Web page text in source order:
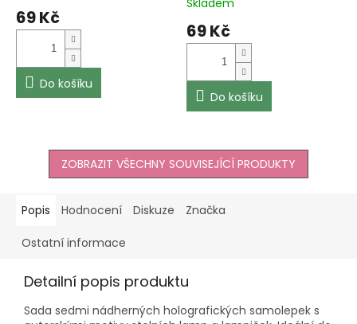
hodnocení
produktu
z
hvězdiček.
69 Kč
Do košíku
69 Kč
Do košíku
ZOBRAZIT VŠECHNY SOUVISEJÍCÍ PRODUKTY
Popis Hodnocení Diskuze Značka
Ostatní informace
Detailní popis produktu
Sada sedmi nádherných holografických samolepek s